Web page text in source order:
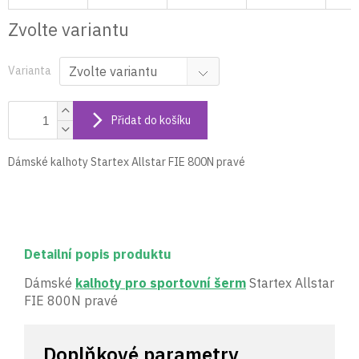
Zvolte variantu
Varianta
Přidat do košíku
Dámské kalhoty Startex Allstar FIE 800N pravé
Detailní popis produktu
Dámské kalhoty pro sportovní šerm Startex Allstar
FIE 800N pravé